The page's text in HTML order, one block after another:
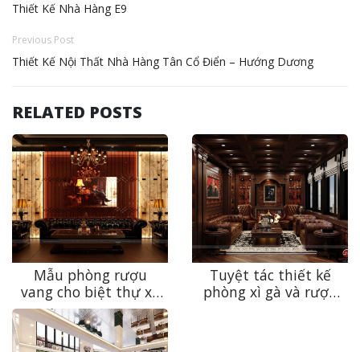
Thiết Kế Nhà Hàng E9
Previous Post
Thiết Kế Nội Thất Nhà Hàng Tân Cổ Điển – Hướng Dương
RELATED POSTS
Mẫu phòng rượu
vang cho biệt thự xa
xỉ – “Mật thất”
thưởng vang tại gia
của giới thượng lưu
Tuyệt tác thiết kế
phòng xì gà và rượu